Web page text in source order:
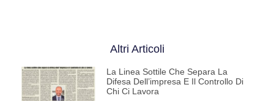
Altri Articoli
La Linea Sottile Che Separa La
Difesa Dell’impresa E Il Controllo Di
Chi Ci Lavora